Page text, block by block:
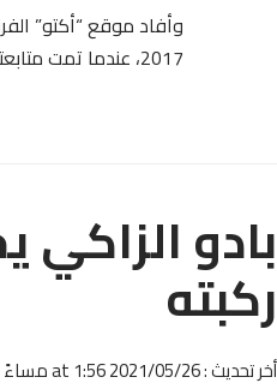
وأفاد موقع “أكتو”
2017، عندما تمت متابعته بتهمة ضرب قاصرين يبلغان 13 و16 سنة.
بادو
ركبته
أخر تحديث : 2021/05/26 at 1:56 مساءً